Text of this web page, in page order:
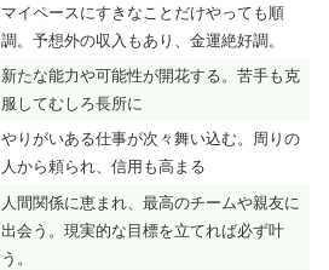
マイペースにすきなことだけやっても順
調。予想外の収入もあり、金運絶好調。
新たな能力や可能性が開花する。苦手も克
服してむしろ長所に
やりがいある仕事が次々舞い込む。周りの
人から頼られ、信用も高まる
人間関係に恵まれ、最高のチームや親友に
出会う。現実的な目標を立てれば必ず叶
う。